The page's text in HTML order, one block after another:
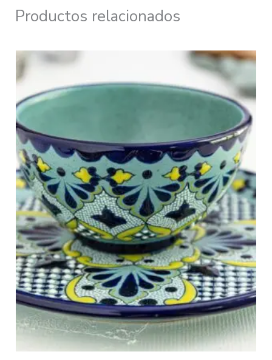
Productos relacionados